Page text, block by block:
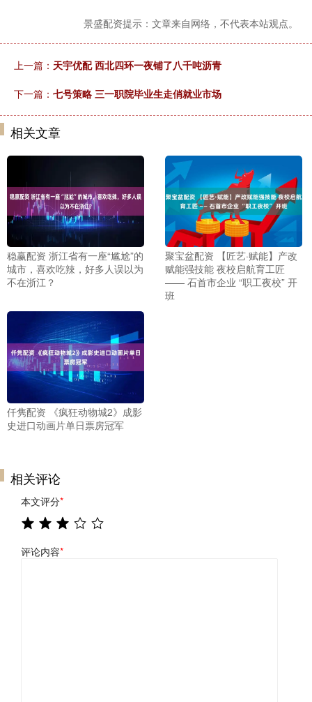
景盛配资提示：文章来自网络，不代表本站观点。
上一篇： 天宇优配 西北四环一夜铺了八千吨沥青
下一篇： 七号策略 三一职院毕业生走俏就业市场
相关文章
稳赢配资 浙江省有一座“尴尬”的
城市，喜欢吃辣，好多人误以为
不在浙江？
聚宝盆配资 【匠艺·赋能】产改
赋能强技能 夜校启航育工匠
—— 石首市企业 “职工夜校” 开
班
仟隽配资 《疯狂动物城2》成影
史进口动画片单日票房冠军
相关评论
本文评分*
评论内容*